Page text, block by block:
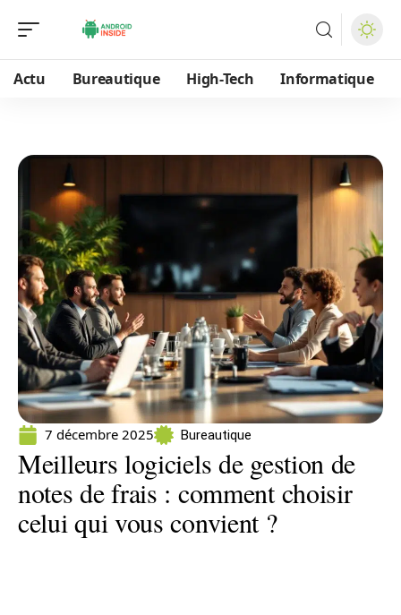
Actu Bureautique High-Tech Informatique
7 décembre 2025 Bureautique
Meilleurs logiciels de gestion de
notes de frais : comment choisir
celui qui vous convient ?